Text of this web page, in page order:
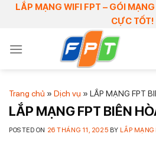
SkipLẮP MẠNG WIFI FPT – GÓI
CỰC TỐT!
Trang chủ » Dịch vụ » LẮP MẠNG FPT
LẮP MẠNG FPT BIÊN
POSTED ON 26 THÁNG 11, 2025 BY LẮP MẠNG